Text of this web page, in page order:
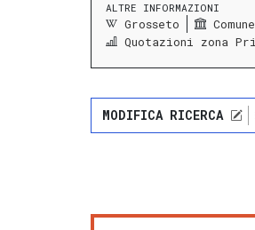
ALTRE INFORMAZIONI
Grosseto
Quotazioni zona
MODIFICA RICERCA